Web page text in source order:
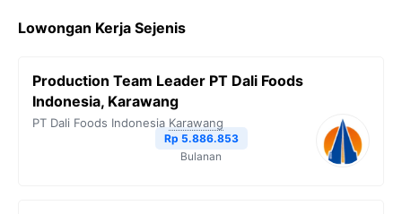
Lowongan Kerja Sejenis
Production Team Leader PT Dali Foods
Indonesia, Karawang
PT Dali Foods Indonesia Karawang
Rp 5.886.853
Bulanan